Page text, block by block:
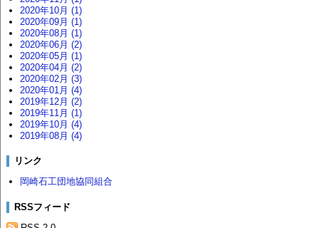
2020年10月 (1)
2020年09月 (1)
2020年08月 (1)
2020年06月 (2)
2020年05月 (1)
2020年04月 (2)
2020年02月 (3)
2020年01月 (4)
2019年12月 (2)
2019年11月 (1)
2019年10月 (4)
2019年08月 (4)
リンク
岡崎石工団地協同組合
RSSフィード